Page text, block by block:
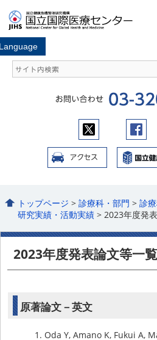
トップページ >診療科・部門 >診
研究実績・活動実績 > 2023年度発
2023年度発表論文等一覧
原著論文－英文
Oda Y, Amano K, Fukui A,